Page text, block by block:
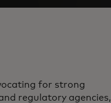
for strong
regulatory agencies,